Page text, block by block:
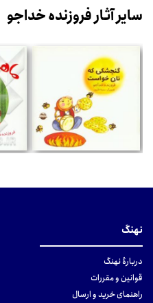
سایر آثار فروزنده خداجو
نهنگ
دربارهٔ نهنگ
قوانین و مقررات
راهنمای خرید و ارسال